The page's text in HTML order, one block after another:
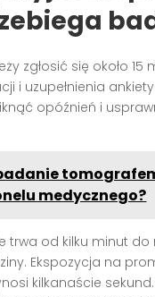
zgłosić się około 15
i uzupełnienia
opóźnień i
medycznego?
trwa od kilku minut do
Ekspozycja na
kilkanaście